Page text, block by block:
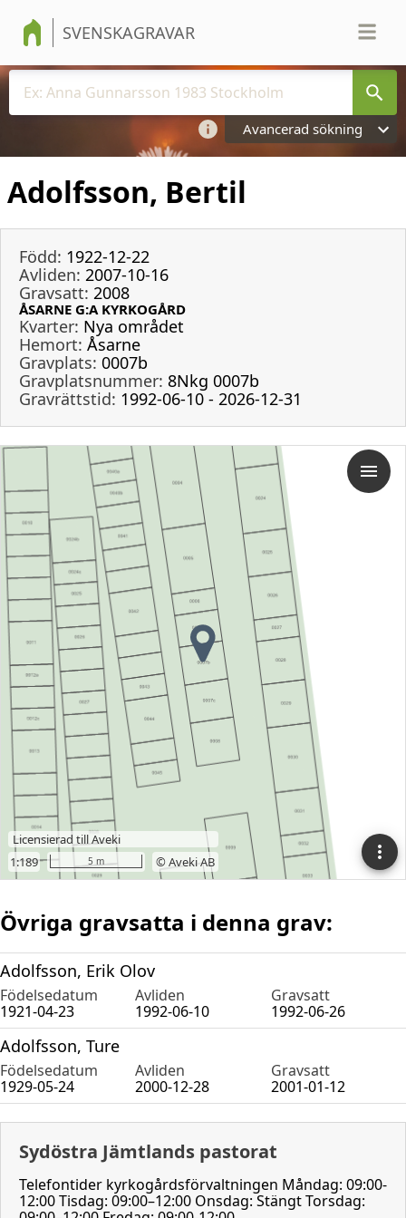
SVENSKAGRAVAR
Avancerad sökning
Adolfsson, Bertil
Född: 1922-12-22
Avliden: 2007-10-16
Gravsatt: 2008
ÅSARNE G:A KYRKOGÅRD
Kvarter: Nya området
Hemort: Åsarne
Gravplats: 0007b
Gravplatsnummer: 8Nkg 0007b
Gravrättstid: 1992-06-10 - 2026-12-31
Övriga gravsatta i denna grav:
Adolfsson, Erik Olov
Födelsedatum Avliden
Gravsatt
1921-04-23
1992-06-10 1992-06-26
Adolfsson, Ture
Födelsedatum Avliden
Gravsatt
1929-05-24
2000-12-28 2001-01-12
Sydöstra Jämtlands pastorat
Telefontider kyrkogårdsförvaltningen Måndag: 09:00-
12:00 Tisdag: 09:00–12:00 Onsdag: Stängt Torsdag: